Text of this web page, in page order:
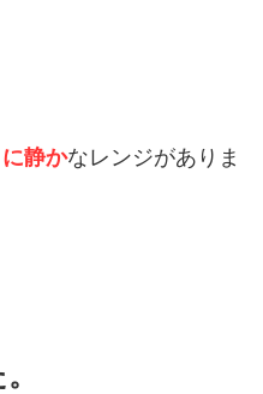
静かなレンジがありま